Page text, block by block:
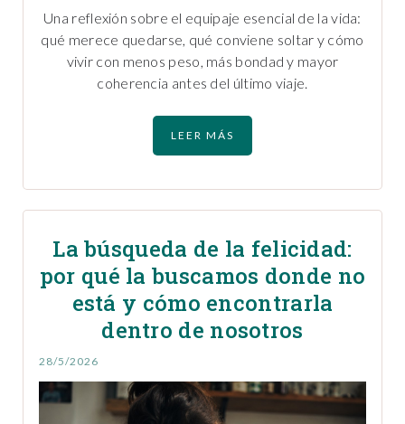
Una reflexión sobre el equipaje esencial de la vida:
qué merece quedarse, qué conviene soltar y cómo
vivir con menos peso, más bondad y mayor
coherencia antes del último viaje.
LEER MÁS
La búsqueda de la felicidad:
por qué la buscamos donde no
está y cómo encontrarla
dentro de nosotros
28/5/2026